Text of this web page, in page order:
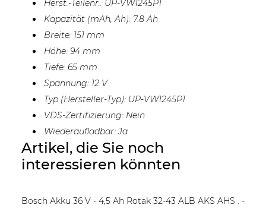
Herst.-Teilenr.: UP-VW1245P1
Kapazität (mAh, Ah): 7.8 Ah
Breite: 151 mm
Höhe: 94 mm
Tiefe: 65 mm
Spannung: 12 V
Typ (Hersteller-Typ): UP-VW1245P1
VDS-Zertifizierung: Nein
Wiederaufladbar: Ja
Artikel, die Sie noch
interessieren könnten
Bosch Akku 36 V - 4,5 Ah Rotak 32-43 ALB AKS AHS . -